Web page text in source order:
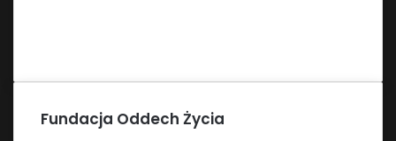
Fundacja Oddech Życia